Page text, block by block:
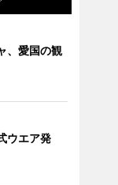
、愛国の観
ウエア発